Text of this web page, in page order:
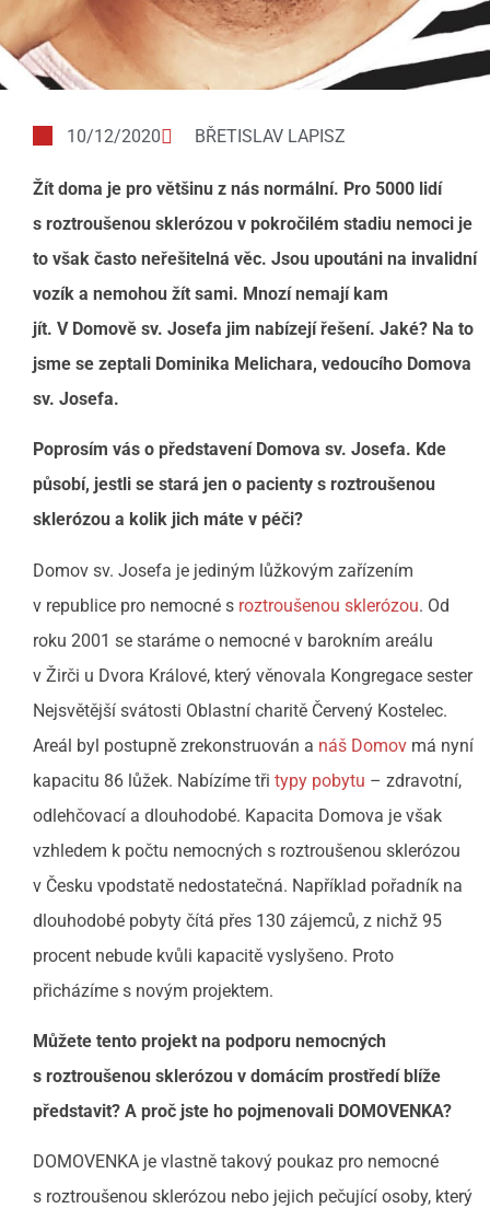
10/12/2020 BŘETISLAV LAPISZ
Žít doma je pro většinu z nás normální. Pro 5000 lidí
s roztroušenou sklerózou v pokročilém stadiu nemoci je
to však často neřešitelná věc. Jsou upoutáni na invalidní
vozík a nemohou žít sami. Mnozí nemají kam
jít. V Domově sv. Josefa jim nabízejí řešení. Jaké? Na to
jsme se zeptali Dominika Melichara, vedoucího Domova
sv. Josefa.
Poprosím vás o představení Domova sv. Josefa. Kde
působí, jestli se stará jen o pacienty s roztroušenou
sklerózou a kolik jich máte v péči?
Domov sv. Josefa je jediným lůžkovým zařízením
v republice pro nemocné s roztroušenou sklerózou. Od
roku 2001 se staráme o nemocné v barokním areálu
v Žirči u Dvora Králové, který věnovala Kongregace sester
Nejsvětější svátosti Oblastní charitě Červený Kostelec.
Areál byl postupně zrekonstruován a náš Domov má nyní
kapacitu 86 lůžek. Nabízíme tři typy pobytu – zdravotní,
odlehčovací a dlouhodobé. Kapacita Domova je však
vzhledem k počtu nemocných s roztroušenou sklerózou
v Česku vpodstatě nedostatečná. Například pořadník na
dlouhodobé pobyty čítá přes 130 zájemců, z nichž 95
procent nebude kvůli kapacitě vyslyšeno. Proto
přicházíme s novým projektem.
Můžete tento projekt na podporu nemocných
s roztroušenou sklerózou v domácím prostředí blíže
představit? A proč jste ho pojmenovali DOMOVENKA?
DOMOVENKA je vlastně takový poukaz pro nemocné
s roztroušenou sklerózou nebo jejich pečující osoby, který